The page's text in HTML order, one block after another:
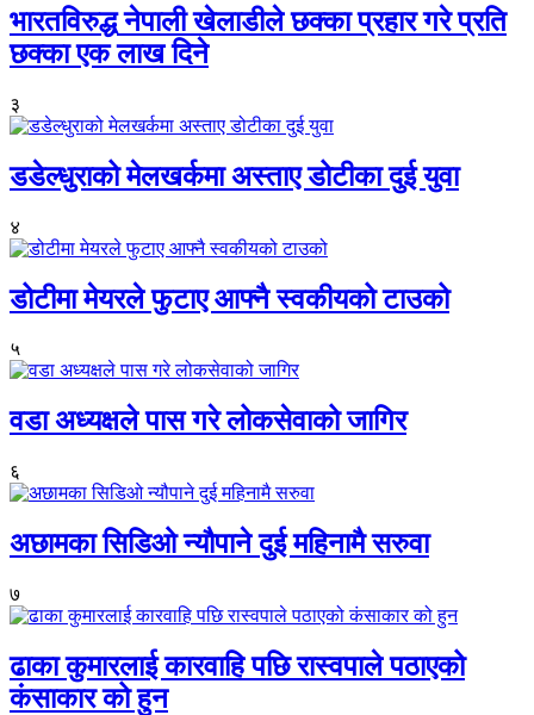
भारतविरुद्ध नेपाली खेलाडीले छक्का प्रहार गरे प्रति
छक्का एक लाख दिने
३
डडेल्धुराको मेलखर्कमा अस्ताए डोटीका दुई युवा
४
डोटीमा मेयरले फुटाए आफ्नै स्वकीयको टाउको
५
वडा अध्यक्षले पास गरे लोकसेवाको जागिर
६
अछामका सिडिओ न्यौपाने दुई महिनामै सरुवा
७
ढाका कुमारलाई कारवाहि पछि रास्वपाले पठाएको
कंसाकार को हुन